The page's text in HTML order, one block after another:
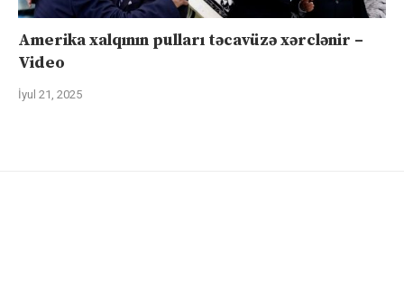
Amerika xalqının pulları təcavüzə xərclənir –
Video
İyul 21, 2025